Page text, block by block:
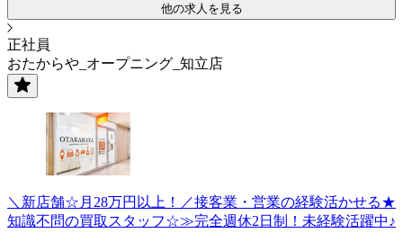
他の求人を見る
正社員
おたからや_オープニング_知立店
＼新店舗☆月28万円以上！／接客業・営業の経験活かせる★
知識不問の買取スタッフ☆≫完全週休2日制！未経験活躍中♪